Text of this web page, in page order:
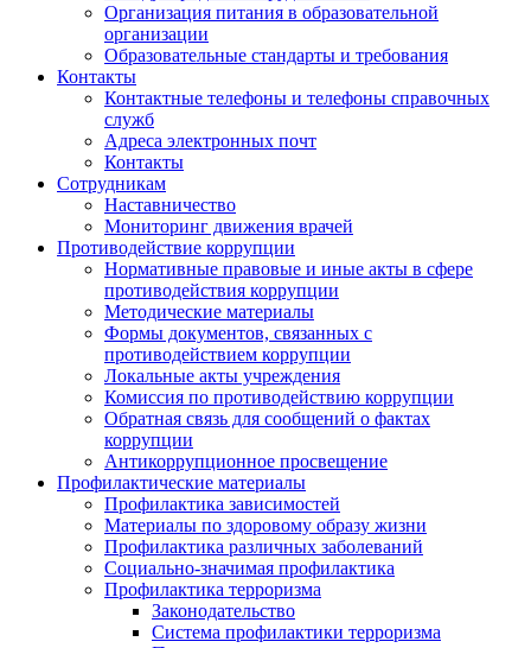
Организация питания в образовательной
организации
Образовательные стандарты и требования
Контакты
Контактные телефоны и телефоны справочных
служб
Адреса электронных почт
Контакты
Сотрудникам
Наставничество
Мониторинг движения врачей
Противодействие коррупции
Нормативные правовые и иные акты в сфере
противодействия коррупции
Методические материалы
Формы документов, связанных с
противодействием коррупции
Локальные акты учреждения
Комиссия по противодействию коррупции
Обратная связь для сообщений о фактах
коррупции
Антикоррупционное просвещение
Профилактические материалы
Профилактика зависимостей
Материалы по здоровому образу жизни
Профилактика различных заболеваний
Социально-значимая профилактика
Профилактика терроризма
Законодательство
Система профилактики терроризма